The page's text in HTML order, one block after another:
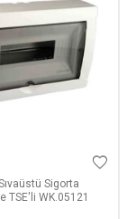
Sigorta
TSE'li WK.05121